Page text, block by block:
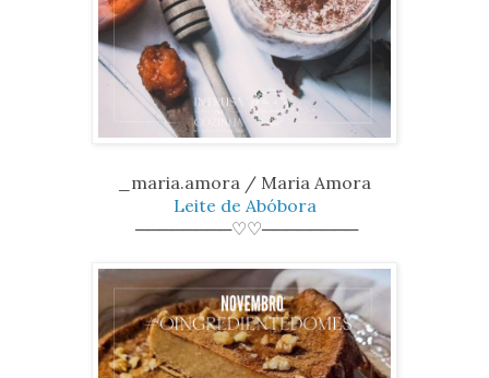
_maria.amora / Maria Amora
Leite de Abóbora
────────♡♡────────